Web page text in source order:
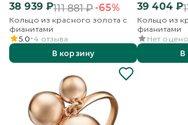
38 939₽111 881₽-65%
Кольцо из красного золота с
фианитами
5.0 4 отзыва
В корзину
39 404₽
Кольцо из
фианитами
Нет
В